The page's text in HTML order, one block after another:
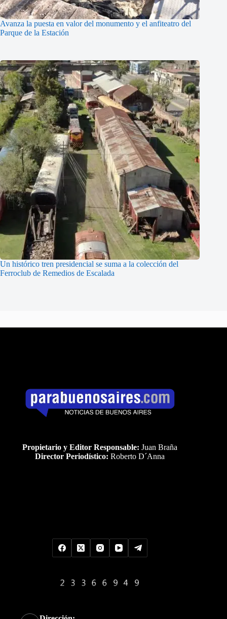
Avanza la puesta en valor del monumento y el anfiteatro del
Parque de la Estación
Un histórico tren presidencial se suma a la colección del
Ferroclub de Remedios de Escalada
Propietario y Editor Responsable: Juan Braña
Director Periodístico: Roberto D´Anna